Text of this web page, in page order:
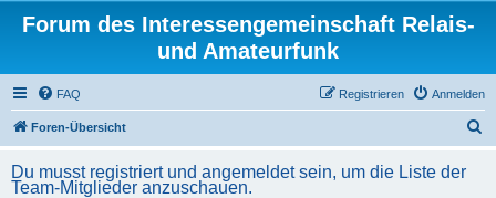
Forum des Interessengemeinschaft Relais-
und Amateurfunk
FAQ Anmelden
Registrieren
Foren-Übersicht
Du musst registriert und angemeldet sein, um die Liste der
Team-Mitglieder anzuschauen.